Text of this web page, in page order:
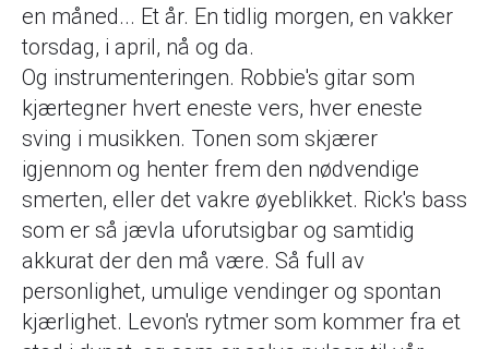
en måned... Et år. En tidlig morgen, en vakker
torsdag, i april, nå og da.
Og instrumenteringen. Robbie's gitar som
kjærtegner hvert eneste vers, hver eneste
sving i musikken. Tonen som skjærer
igjennom og henter frem den nødvendige
smerten, eller det vakre øyeblikket. Rick's bass
som er så jævla uforutsigbar og samtidig
akkurat der den må være. Så full av
personlighet, umulige vendinger og spontan
kjærlighet. Levon's rytmer som kommer fra et